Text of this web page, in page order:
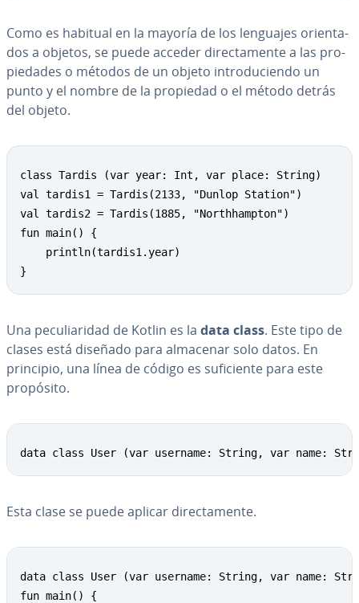
Como es habitual en la mayoría de los lenguajes orie­n­ta­
dos a objetos, se puede acceder di­re­c­ta­me­n­te a las pro­
pie­da­des o métodos de un objeto in­tro­du­cie­n­do un
punto y el nombre de la propiedad o el método detrás
del objeto.
class Tardis (var year: Int, var place: String)
val tardis1 = Tardis(2133, "Dunlop Station")
val tardis2 = Tardis(1885, "Northhampton")
fun main() {
    println(tardis1.year)
}
Una pe­cu­lia­ri­dad de Kotlin es la data class. Este tipo de
clases está diseñado para almacenar solo datos. En
principio, una línea de código es su­fi­cie­n­te para este
propósito.
data class User (var username: String, var name:
Esta clase se puede aplicar di­re­c­ta­me­n­te.
data class User (var username: String, var name:
fun main() {